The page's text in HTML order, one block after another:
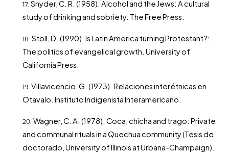
Snyder, C. R. (1958). Alcohol and the Jews: A cultural
study of drinking and sobriety. The Free Press.
Stoll, D. (1990). Is Latin America turning Protestant?:
The politics of evangelical growth. University of
California Press.
Villavicencio, G. (1973). Relaciones interétnicas en
Otavalo. Instituto Indigenista Interamericano.
Wagner, C. A. (1978). Coca, chicha and trago: Private
and communal rituals in a Quechua community (Tesis de
doctorado, University of Illinois at Urbana-Champaign).